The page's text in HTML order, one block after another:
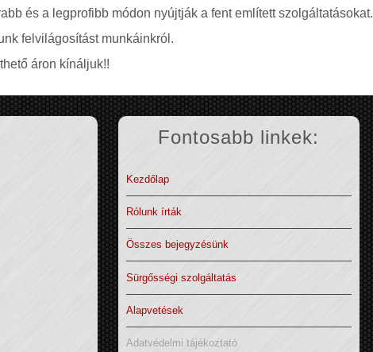
és a legprofibb módon nyújtják a fent említett szolgáltatásokat.
felvilágosítást munkáinkról.
áron kínáljuk!!
Fontosabb linkek:
Kezdőlap
Rólunk írták
Összes bejegyzésünk
Sürgősségi szolgáltatás
Alapvetések
Adatvédelmi tájékoztató